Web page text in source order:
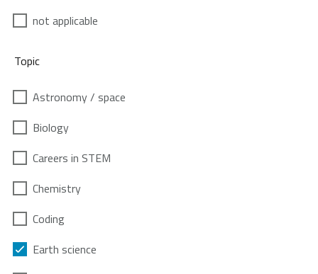
not applicable
Topic
Astronomy / space
Biology
Careers in STEM
Chemistry
Coding
Earth science